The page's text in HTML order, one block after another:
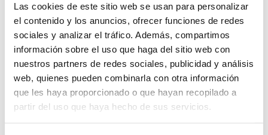
Las cookies de este sitio web se usan para personalizar
el contenido y los anuncios, ofrecer funciones de redes
sociales y analizar el tráfico. Además, compartimos
información sobre el uso que haga del sitio web con
nuestros partners de redes sociales, publicidad y análisis
web, quienes pueden combinarla con otra información
que les haya proporcionado o que hayan recopilado a
partir del uso que haya hecho de sus servicios.
deporte.
Además de seguir el día a día de los conjuntos de élite
como el Valencia Basket, Lucentum Alicante o Ciudad
Ros Casares, el programa conducido por Vicent Marco
y Carles Baixauli abordará toda la información de las
Competiciones FBCV y los diferentes eventos y
actividades.